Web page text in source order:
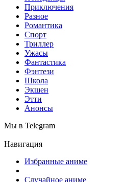
Приключения
Разное
Романтика
Спорт
Триллер
Ужасы
Фантастика
Фэнтези
Школа
Экшен
Этти
Анонсы
Мы в Telegram
Навигация
Избранные аниме
Случайное аниме